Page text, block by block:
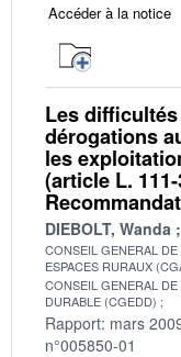
Accéder à la notice
Les
dérogations
les
(article L.
DIEBOLT, Wanda
CONSEIL GENERAL
ESPACES RURAUX
CONSEIL GENERAL
DURABLE (CGEDD)
Rapport: mars
n°005850-01